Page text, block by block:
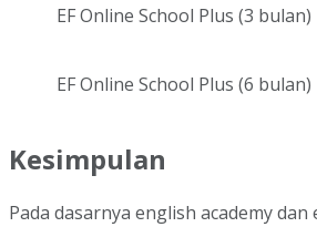
EF Online School Plus (3 bulan)
EF Online School Plus (6 bulan)
Kesimpulan
Pada dasarnya english academy